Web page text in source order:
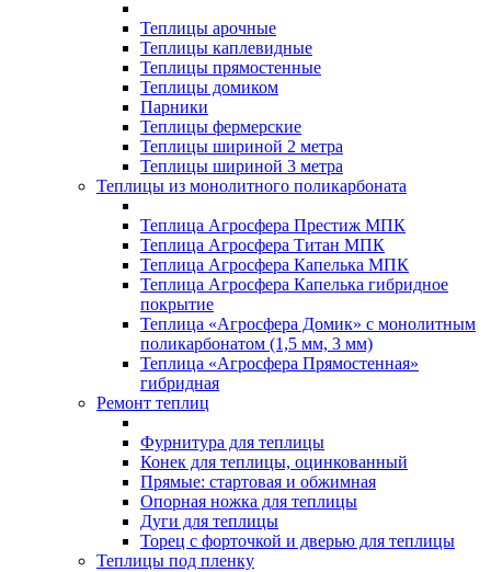
Теплицы арочные
Теплицы каплевидные
Теплицы прямостенные
Теплицы домиком
Парники
Теплицы фермерские
Теплицы шириной 2 метра
Теплицы шириной 3 метра
Теплицы из монолитного поликарбоната
Теплица Агросфера Престиж МПК
Теплица Агросфера Титан МПК
Теплица Агросфера Капелька МПК
Теплица Агросфера Капелька гибридное
покрытие
Теплица «Агросфера Домик» с монолитным
поликарбонатом (1,5 мм, 3 мм)
Теплица «Агросфера Прямостенная»
гибридная
Ремонт теплиц
Фурнитура для теплицы
Конек для теплицы, оцинкованный
Прямые: стартовая и обжимная
Опорная ножка для теплицы
Дуги для теплицы
Торец с форточкой и дверью для теплицы
Теплицы под пленку